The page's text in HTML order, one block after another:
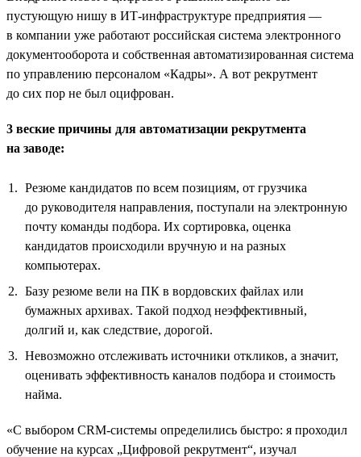
пустующую нишу в ИТ-инфраструктуре предприятия —
в компании уже работают российская система электронного
документооборота и собственная автоматизированная система
по управлению персоналом «Кадры». А вот рекрутмент
до сих пор не был оцифрован.
3 веские причины для автоматизации рекрутмента
на заводе:
Резюме кандидатов по всем позициям, от грузчика
до руководителя направления, поступали на электронную
почту команды подбора. Их сортировка, оценка
кандидатов происходили вручную и на разных
компьютерах.
Базу резюме вели на ПК в вордовских файлах или
бумажных архивах. Такой подход неэффективный,
долгий и, как следствие, дорогой.
Невозможно отслеживать источники откликов, а значит,
оценивать эффективность каналов подбора и стоимость
найма.
«С выбором CRM-системы определились быстро: я проходил
обучение на курсах „Цифровой рекрутмент“, изучал